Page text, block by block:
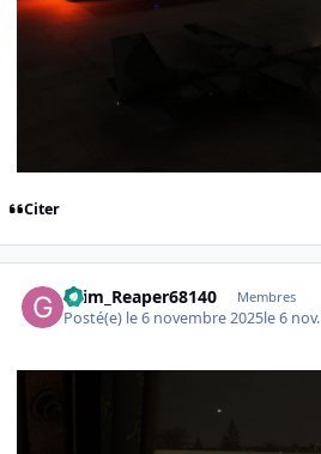
Citer
Grim_Reaper68140 Membres
Posté(e) le 6 novembre 2025le 6 nov.